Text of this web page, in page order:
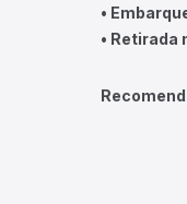
•
• Retirada